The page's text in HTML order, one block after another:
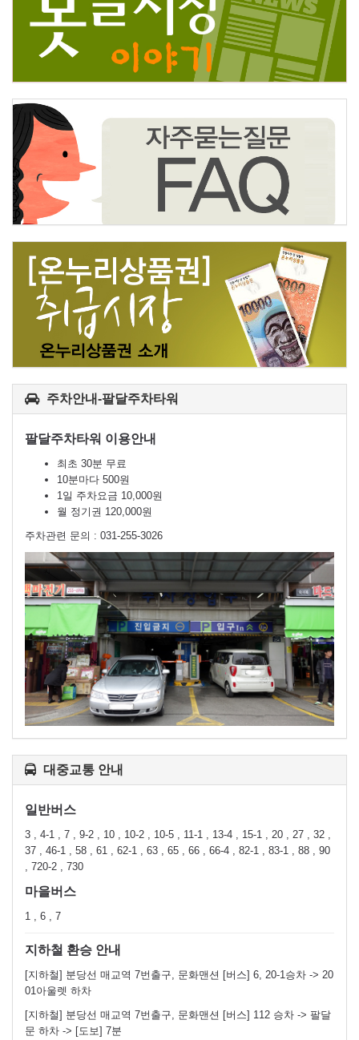
주차안내-팔달주차타워
팔달주차타워 이용안내
최초 30분 무료
10분마다 500원
1일 주차요금 10,000원
월 정기권 120,000원
주차관련 문의 : 031-255-3026
대중교통 안내
일반버스
3 , 4-1 , 7 , 9-2 , 10 , 10-2 , 10-5 , 11-1 , 13-4 , 15-1 , 20 , 27 , 32 ,
37 , 46-1 , 58 , 61 , 62-1 , 63 , 65 , 66 , 66-4 , 82-1 , 83-1 , 88 , 90
, 720-2 , 730
마을버스
1 , 6 , 7
지하철 환승 안내
[지하철] 분당선 매교역 7번출구, 문화맨션 [버스] 6, 20-1승차 -> 20
01아울렛 하차
[지하철] 분당선 매교역 7번출구, 문화맨션 [버스] 112 승차 -> 팔달
문 하차 -> [도보] 7분